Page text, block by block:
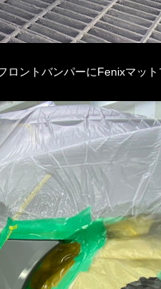
ロントバンパーにFenixマッ